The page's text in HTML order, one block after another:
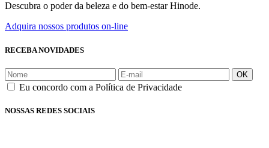
Descubra o poder da beleza e do bem-estar Hinode.
Adquira nossos produtos on-line
RECEBA NOVIDADES
OK
Eu concordo com a Política de Privacidade
NOSSAS REDES SOCIAIS